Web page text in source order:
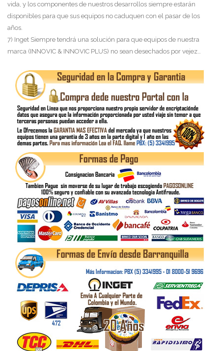
vida, y los componentes de nuestros desarrollos siempre estarán
disponibles para que sus equipos no caduquen con el pasar de los
años.
7) Inget Siempre tendrá una solución para que equipos de nuestra
marca (INNOVIC & INNOVIC PLUS) no sean desechados por vejez…